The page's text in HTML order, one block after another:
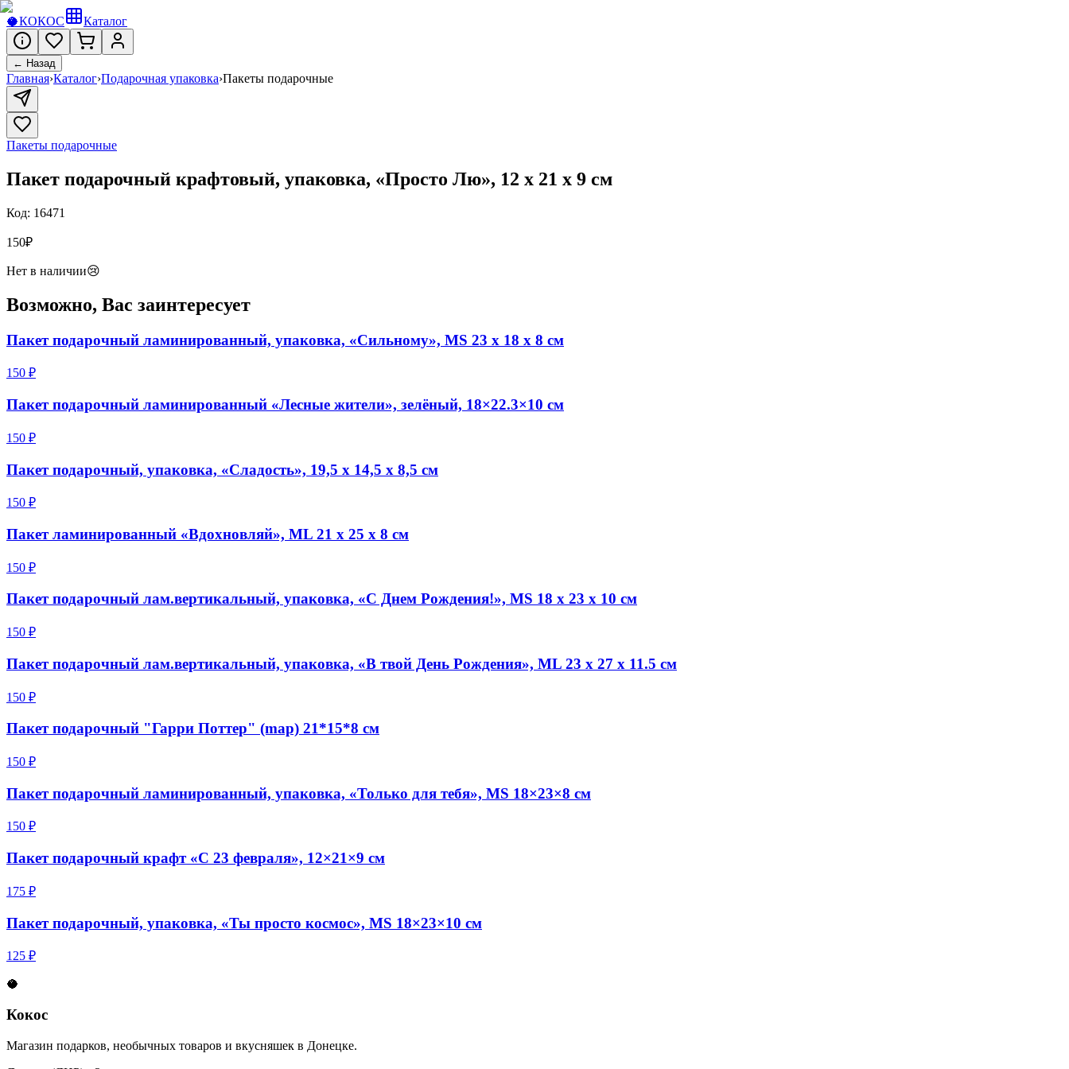
🥥КОКОС Каталог
← Назад
Главная›Каталог›Подарочная упаковка›Пакеты подарочные
Пакеты подарочные
Пакет подарочный крафтовый, упаковка, «Просто Лю», 12 х 21 х 9 см
Код: 16471
150₽
Нет в наличии😢
Возможно, Вас заинтересует
Пакет подарочный ламинированный, упаковка, «Сильному», MS 23 х 18 х 8 см
150 ₽
Пакет подарочный ламинированный «Лесные жители», зелёный, 18×22.3×10 см
150 ₽
Пакет подарочный, упаковка, «Сладость», 19,5 х 14,5 х 8,5 см
150 ₽
Пакет ламинированный «Вдохновляй», ML 21 х 25 х 8 см
150 ₽
Пакет подарочный лам.вертикальный, упаковка, «С Днем Рождения!», MS 18 х 23 х 10 см
150 ₽
Пакет подарочный лам.вертикальный, упаковка, «В твой День Рождения», ML 23 х 27 х 11.5 см
150 ₽
Пакет подарочный "Гарри Поттер" (map) 21*15*8 см
150 ₽
Пакет подарочный ламинированный, упаковка, «Только для тебя», MS 18×23×8 см
150 ₽
Пакет подарочный крафт «С 23 февраля», 12×21×9 см
175 ₽
Пакет подарочный, упаковка, «Ты просто космос», MS 18×23×10 см
125 ₽
🥥
Кокос
Магазин подарков, необычных товаров и вкусняшек в Донецке.